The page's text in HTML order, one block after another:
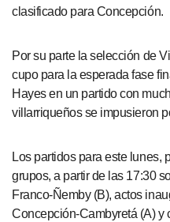
clasificado para Concepción.
Por su parte la selección de
cupo para la esperada fase
Hayes en un partido con
villarriqueños se impusieron
Los partidos para este lunes,
grupos, a partir de las 17:30
Franco-Ñemby (B), actos
Concepción-Cambyretá (A) y